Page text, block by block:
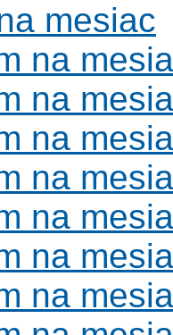
mesiac
na
na
na
na
na
na
na